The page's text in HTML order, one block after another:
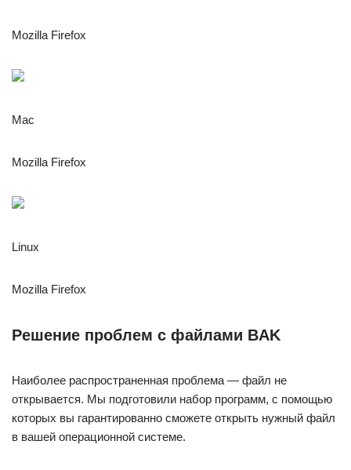
Mozilla Firefox
Mac
Mozilla Firefox
Linux
Mozilla Firefox
Решение проблем с файлами BAK
Наиболее распространенная проблема — файл не
открывается. Мы подготовили набор программ, с помощью
которых вы гарантированно сможете открыть нужный файл
в вашей операционной системе.